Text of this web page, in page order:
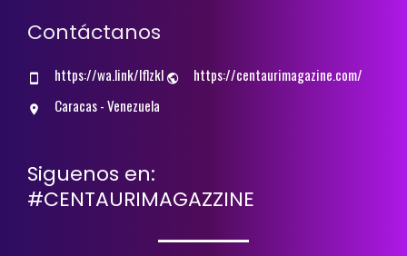
Contáctanos
https://wa.link/lflzkl
https://centaurimagazine.com/
Caracas - Venezuela
Siguenos en:
#CENTAURIMAGAZZINE